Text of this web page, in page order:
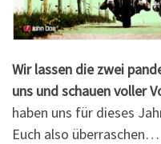
Wir lassen die zwei
uns und schauen voller
haben uns für dieses
Euch also überraschen…